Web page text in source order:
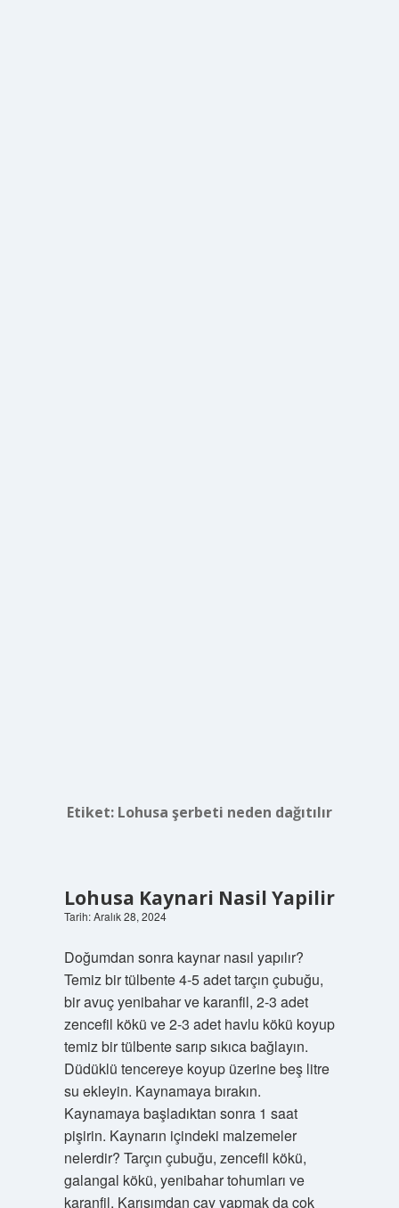
Etiket: Lohusa şerbeti neden dağıtılır
Lohusa Kaynari Nasil Yapilir
Tarih: Aralık 28, 2024
Doğumdan sonra kaynar nasıl yapılır?
Temiz bir tülbente 4-5 adet tarçın çubuğu,
bir avuç yenibahar ve karanfil, 2-3 adet
zencefil kökü ve 2-3 adet havlu kökü koyup
temiz bir tülbente sarıp sıkıca bağlayın.
Düdüklü tencereye koyup üzerine beş litre
su ekleyin. Kaynamaya bırakın.
Kaynamaya başladıktan sonra 1 saat
pişirin. Kaynarın içindeki malzemeler
nelerdir? Tarçın çubuğu, zencefil kökü,
galangal kökü, yenibahar tohumları ve
karanfil. Karışımdan çay yapmak da çok